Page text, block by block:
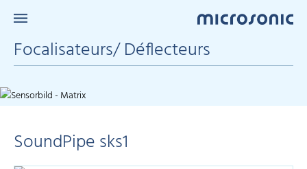
Focalisateurs/ Déflecteurs
SoundPipe sks1